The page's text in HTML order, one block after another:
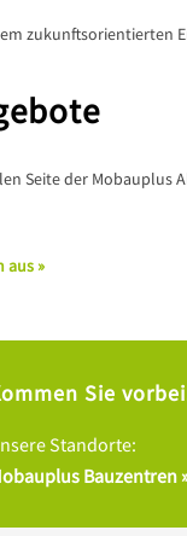
zukunftsorientierten
Seite der Mobauplus
aus »
Sie
Standorte:
Bauzentren